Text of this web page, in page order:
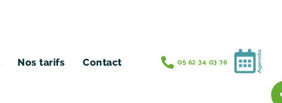
Nos tarifs Contact 05 62 34 03 76